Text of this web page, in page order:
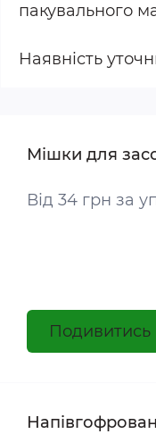
пакувального
Наявність
Мішки для
Від 34 грн за
Подивитись